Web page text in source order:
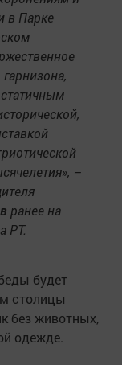
в Парке
–
ранее на
РТ.
будет
столицы
без животных,
одежде.